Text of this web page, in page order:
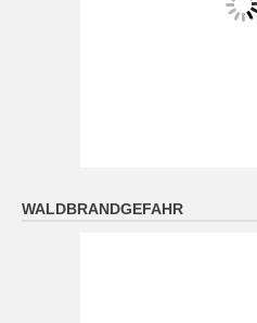
Niederbayern: Zunehmend
WALDBRANDGEFAHR